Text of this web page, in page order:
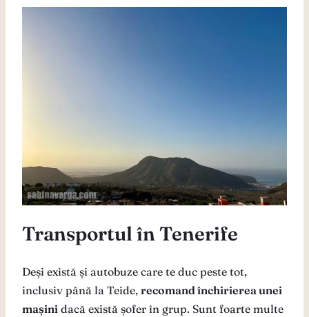
Transportul în Tenerife
Deși există și autobuze care te duc peste tot,
inclusiv până la Teide, recomand închirierea unei
mașini dacă există șofer în grup. Sunt foarte multe